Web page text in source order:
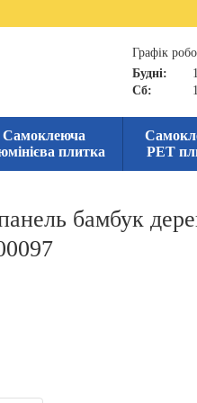
Графік
Будні:
Сб:
Самоклеюча
плитка
PET
бамбук